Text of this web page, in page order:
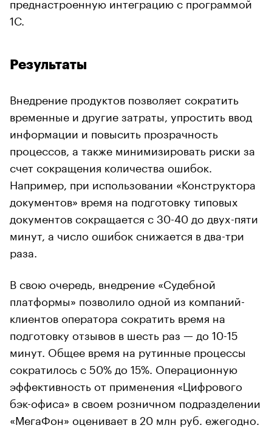
1С.
Результаты
Внедрение продуктов позволяет сократить
временные и другие затраты, упростить ввод
информации и повысить прозрачность
процессов, а также минимизировать риски за
счет сокращения количества ошибок.
Например, при использовании «Конструктора
документов» время на подготовку типовых
документов сокращается с 30-40 до двух-пяти
минут, а число ошибок снижается в два-три
раза.
В свою очередь, внедрение «Судебной
платформы» позволило одной из компаний-
клиентов оператора сократить время на
подготовку отзывов в шесть раз — до 10-15
минут. Общее время на рутинные процессы
сократилось с 50% до 15%. Операционную
эффективность от применения «Цифрового
бэк-офиса» в своем розничном подразделении
«МегаФон» оценивает в 20 млн руб. ежегодно.